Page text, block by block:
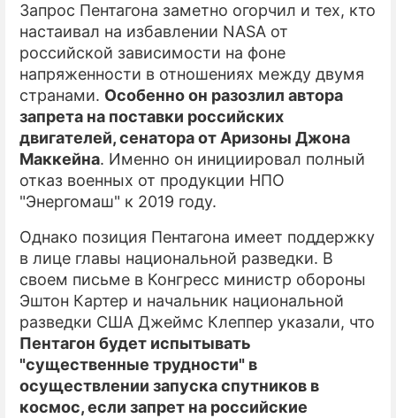
Запрос Пентагона заметно огорчил и тех, кто
настаивал на избавлении NASA от
российской зависимости на фоне
напряженности в отношениях между двумя
странами. Особенно он разозлил автора
запрета на поставки российских
двигателей, сенатора от Аризоны Джона
Маккейна. Именно он инициировал полный
отказ военных от продукции НПО
"Энергомаш" к 2019 году.
Однако позиция Пентагона имеет поддержку
в лице главы национальной разведки. В
своем письме в Конгресс министр обороны
Эштон Картер и начальник национальной
разведки США Джеймс Клеппер указали, что
Пентагон будет испытывать
"существенные трудности" в
осуществлении запуска спутников в
космос, если запрет на российские